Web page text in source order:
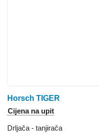
Horsch TIGER
Cijena na upit
Drljača - tanjirača